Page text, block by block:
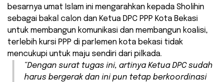
besarnya umat Islam ini mengarahkan kepada Sholihin
sebagai bakal calon dan Ketua DPC PPP Kota Bekasi
untuk membangun komunikasi dan membangun koalisi,
terlebih kursi PPP di parlemen kota bekasi tidak
mencukupi untuk maju sendiri dari pilkada.
“Dengan surat tugas ini, artinya Ketua DPC sudah
harus bergerak dan ini pun tetap berkoordinasi